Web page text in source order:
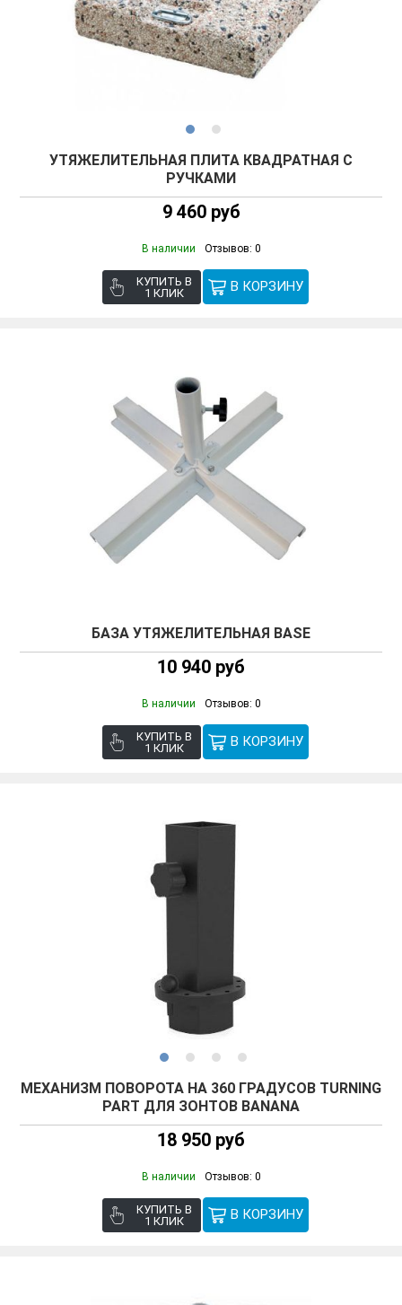
УТЯЖЕЛИТЕЛЬНАЯ ПЛИТА КВАДРАТНАЯ С
РУЧКАМИ
9 460 руб
В наличии Отзывов: 0
КУПИТЬ В
1 КЛИК
БАЗА УТЯЖЕЛИТЕЛЬНАЯ BASE
10 940 руб
В наличии Отзывов: 0
КУПИТЬ В
1 КЛИК
МЕХАНИЗМ ПОВОРОТА НА 360 ГРАДУСОВ TURNING
PART ДЛЯ ЗОНТОВ BANANA
18 950 руб
В наличии Отзывов: 0
КУПИТЬ В
1 КЛИК